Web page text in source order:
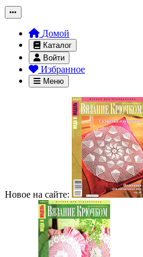
Домой
Каталог
Войти
Избранное
Меню
Новое на сайте: